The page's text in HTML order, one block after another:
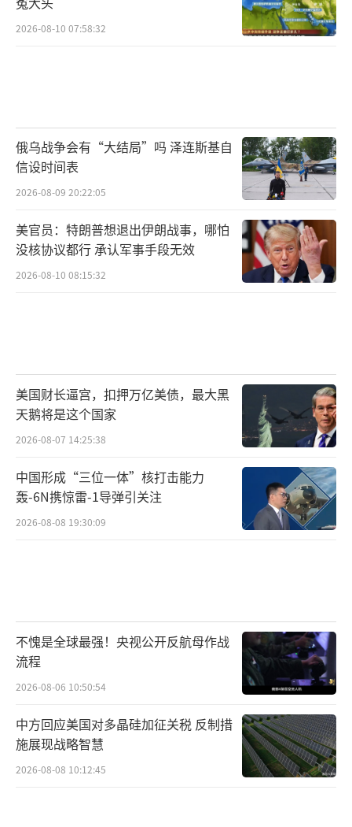
2026-08-10 07:58:32
俄乌战争会有“大结局”吗 泽连斯基自
信设时间表
2026-08-09 20:22:05
美官员：特朗普想退出伊朗战事，哪怕
没核协议都行 承认军事手段无效
2026-08-10 08:15:32
美国财长逼宫，扣押万亿美债，最大黑
天鹅将是这个国家
2026-08-07 14:25:38
中国形成“三位一体”核打击能力
轰-6N携惊雷-1导弹引关注
2026-08-08 19:30:09
不愧是全球最强！央视公开反航母作战
流程
2026-08-06 10:50:54
中方回应美国对多晶硅加征关税 反制措
施展现战略智慧
2026-08-08 10:12:45